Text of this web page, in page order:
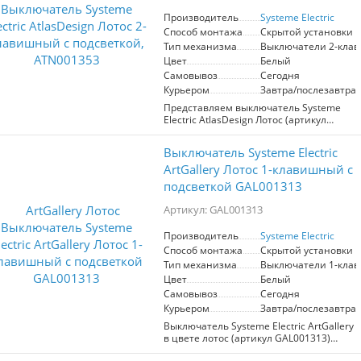
Производитель
Systeme Electric
Способ монтажа
Скрытой установки
Тип механизма
Выключатели 2-
Цвет
Белый
Самовывоз
Сегодня
Курьером
Завтра/послезавтра
Представляем выключатель Systeme
Electric AtlasDesign Лотос (артикул
ATN001353) – современное решение
клавишный выключатель с подсветкой
обеспечит удобство в использовании
даже в темноте, благодаря
светодиодной подсветке синего цвета.
Механизм рассчитан на работу в сетях
250 В и ток до 10 А, что делает его
домашнего или офисного
пространства. Лицевые детали
выполнены из качественного ABS-
пластика, устойчивого к царапинам и
УФ-излучению, что гарантирует
долговечность и сохранение
эстетического вида на протяжении
длительного времени. Усиленные
прямые монтажные лапки
Выключатель Systeme Electric
ArtGallery Лотос 1-клавишный с
подсветкой GAL001313
Артикул: GAL001313
Производитель
Systeme Electric
Способ монтажа
Скрытой установки
Тип механизма
Выключатели 1-
Цвет
Белый
Самовывоз
Сегодня
Курьером
Завтра/послезавтра
Выключатель Systeme Electric ArtGallery
в цвете лотос (артикул GAL001313)
представляет собой стильное и